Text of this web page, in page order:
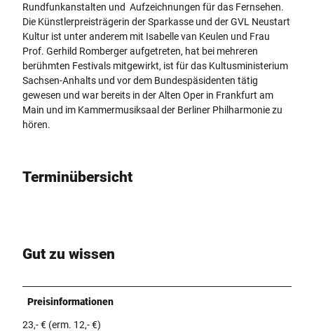
Rundfunkanstalten und Aufzeichnungen für das Fernsehen.
Die Künstlerpreisträgerin der Sparkasse und der GVL Neustart
Kultur ist unter anderem mit Isabelle van Keulen und Frau
Prof. Gerhild Romberger aufgetreten, hat bei mehreren
berühmten Festivals mitgewirkt, ist für das Kultusministerium
Sachsen-Anhalts und vor dem Bundespäsidenten tätig
gewesen und war bereits in der Alten Oper in Frankfurt am
Main und im Kammermusiksaal der Berliner Philharmonie zu
hören.
Terminübersicht
Gut zu wissen
Preisinformationen
23,- € (erm. 12,- €)